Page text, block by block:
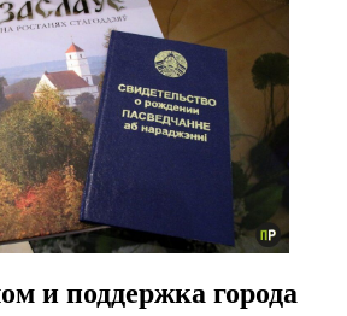
и поддержка города